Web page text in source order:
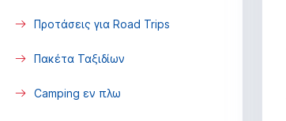
Προτάσεις για Road Trips
Πακέτα Ταξιδίων
Camping εν πλω